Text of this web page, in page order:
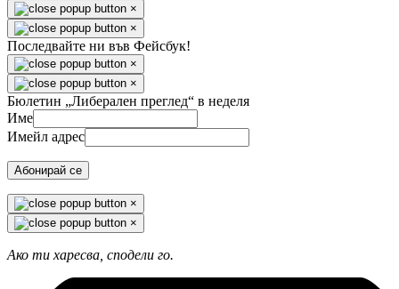
×
×
Последвайте ни във Фейсбук!
×
×
Бюлетин „Либерален преглед“ в неделя
Име
Имейл адрес
Абонирай се
×
×
Ако ти харесва, сподели го.